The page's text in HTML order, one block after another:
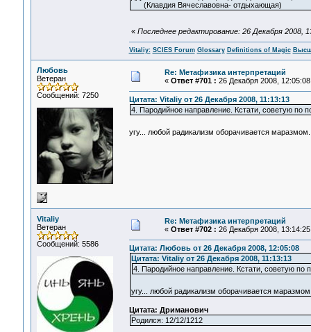
(Клавдия Вячеславовна- отдыхающая)
« Последнее редактирование: 26 Декабря 2008,
Vitaliy: SCIES Forum Glossary Definitions of Magic
Любовь
Ветеран
Сообщений: 7250
Re: Метафизика интерпретаций
« Ответ #701 : 26 Декабря 2008,
Цитата: Vitaliy от 26 Декабря 2008, 11:13:13
4. Пародийное направление. Кстати, советую по
угу... любой радикализм оборачивается
Vitaliy
Ветеран
Сообщений: 5586
Re: Метафизика интерпретаций
« Ответ #702 : 26 Декабря 2008,
Цитата: Любовь от 26 Декабря 2008, 12:05:08
Цитата: Vitaliy от 26 Декабря 2008, 11:13:13
4. Пародийное направление. Кстати, советую
угу... любой радикализм оборачивается
Цитата: Дриманович
Родился: 12/12/1212